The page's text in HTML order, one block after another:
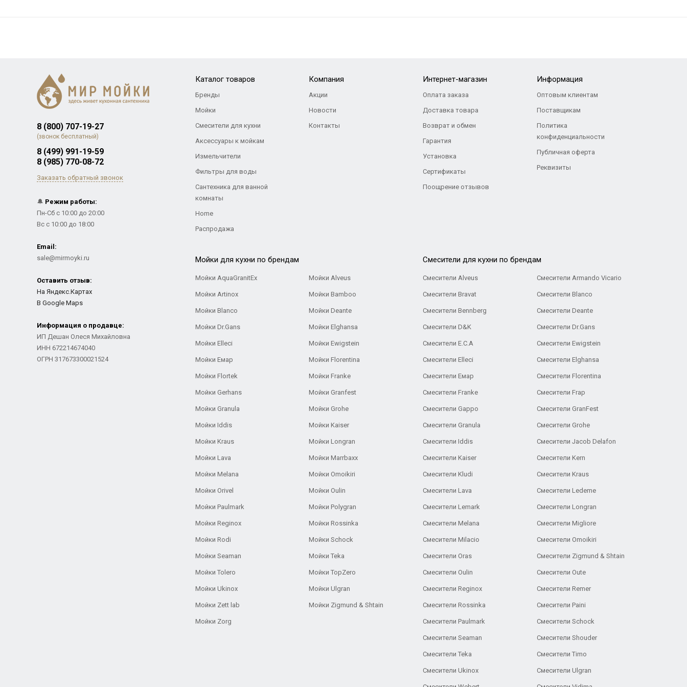
8 (800) 707-19-27
(звонок бесплатный)
8 (499) 991-19-59
8 (985) 770-08-72
Заказать обратный звонок
🔔 Режим работы:
Пн-Сб с 10:00 до 20:00
Вс с 10:00 до 18:00
Email:
sale@mirmoyki.ru
Оставить отзыв:
На Яндекс.Картах
В Google Maps
Информация о продавце:
ИП Дешан Олеся Михайловна
ИНН 672214674040
ОГРН 317673300021524
Каталог товаров
Бренды
Мойки
Смесители для кухни
Аксессуары к мойкам
Измельчители
Фильтры для воды
Сантехника для ванной
комнаты
Home
Распродажа
Компания
Акции
Новости
Контакты
Интернет-магазин
Оплата заказа
Доставка товара
Возврат и обмен
Гарантия
Установка
Сертификаты
Поощрение отзывов
Информация
Оптовым клиентам
Поставщикам
Политика
конфиденциальности
Публичная оферта
Реквизиты
Мойки для кухни по брендам
Мойки AquaGranitEx Мойки Alveus
Мойки Artinox Мойки Bamboo
Мойки Blanco Мойки Deante
Мойки Dr.Gans Мойки Elghansa
Мойки Elleci Мойки Ewigstein
Мойки Емар Мойки Florentina
Мойки Flortek Мойки Franke
Мойки Gerhans Мойки Granfest
Мойки Granula Мойки Grohe
Мойки Iddis Мойки Kaiser
Мойки Kraus Мойки Longran
Мойки Lava Мойки Marrbaxx
Мойки Melana Мойки Omoikiri
Мойки Orivel Мойки Oulin
Мойки Paulmark Мойки Polygran
Мойки Reginox Мойки Rossinka
Мойки Rodi Мойки Schock
Мойки Seaman Мойки Teka
Мойки Tolero Мойки TopZero
Мойки Ukinox Мойки Ulgran
Мойки Zett lab Мойки Zigmund & Shtain
Мойки Zorg
Cмесители для кухни по брендам
Смесители Alveus Смесители Armando Vicario
Смесители Bravat Смесители Blanco
Смесители Bennberg Смесители Deante
Смесители D&K Смесители Dr.Gans
Смесители E.C.A Cмесители Ewigstein
Смесители Elleci Смесители Elghansa
Смесители Емар Смесители Florentina
Смесители Franke Смесители Frap
Смесители Gappo Смесители GranFest
Смесители Granula Смесители Grohe
Смесители Iddis Смесители Jacob Delafon
Смесители Kaiser Смесители Kern
Смесители Kludi Смесители Kraus
Смесители Lava Смесители Ledeme
Смесители Lemark Смесители Longran
Смесители Melana Смесители Migliore
Смесители Milacio Смесители Omoikiri
Смесители Oras Смесители Zigmund & Shtain
Смесители Oulin Смесители Oute
Смесители Reginox Смесители Remer
Смесители Rossinka Смесители Paini
Смесители Paulmark Смесители Schock
Смесители Seaman Смесители Shouder
Смесители Teka Смесители Timo
Смесители Ukinox Смесители Ulgran